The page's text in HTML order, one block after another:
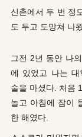
신촌에서 두 번 정
도 두고 도망쳐 나
그전 2년 동안 나
에 있었고 나는 대
술을 마셨다. 처음
놀고 아침에 잠이
한 해였다.